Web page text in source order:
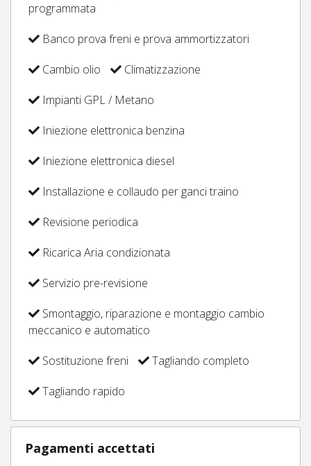
programmata
Banco prova freni e prova ammortizzatori
Cambio olio
Climatizzazione
Impianti GPL / Metano
Iniezione elettronica benzina
Iniezione elettronica diesel
Installazione e collaudo per ganci traino
Revisione periodica
Ricarica Aria condizionata
Servizio pre-revisione
Smontaggio, riparazione e montaggio cambio
meccanico e automatico
Sostituzione freni
Tagliando completo
Tagliando rapido
Pagamenti accettati